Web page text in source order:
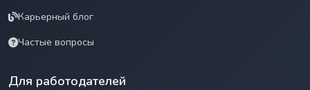
Карьерный блог
Частые вопросы
Для работодателей